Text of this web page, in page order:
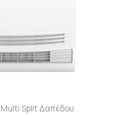
Split Δαπέδου